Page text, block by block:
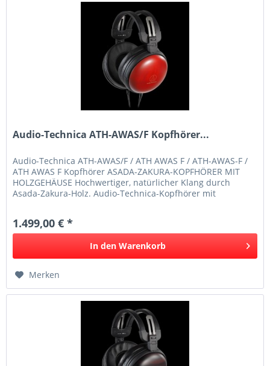
Audio-Technica ATH-AWAS/F Kopfhörer...
Audio-Technica ATH-AWAS/F / ATH AWAS F / ATH-AWAS-F /
ATH AWAS F Kopfhörer ASADA-ZAKURA-KOPFHÖRER MIT
HOLZGEHÄUSE Hochwertiger, natürlicher Klang durch
Asada-Zakura-Holz. Audio-Technica-Kopfhörer mit
1.499,00 € *
In den Warenkorb
Merken